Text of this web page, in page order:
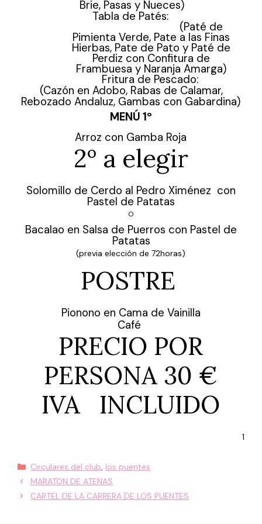
Brie, Pasas y Nueces)
Tabla de Patés:
(Paté de
Pimienta Verde, Pate a las Finas
Hierbas, Pate de Pato y Paté de
Perdiz con Confitura de
Frambuesa y Naranja Amarga)
Fritura de Pescado:
(Cazón en Adobo, Rabas de Calamar,
Rebozado Andaluz, Gambas con Gabardina)
MENÚ 1º
Arroz con Gamba Roja
2º a elegir
Solomillo de Cerdo al Pedro Ximénez con
Pastel de Patatas
O
Bacalao en Salsa de Puerros con Pastel de
Patatas
(previa elección de 72horas)
POSTRE
Pionono en Cama de Vainilla
Café
PRECIO POR
PERSONA 30 €
IVA INCLUIDO
1
Categorías
Circulares del club, los puentes
MARATON DE ATENAS
CARTEL DE LA CARRERA DE LOS PUENTES